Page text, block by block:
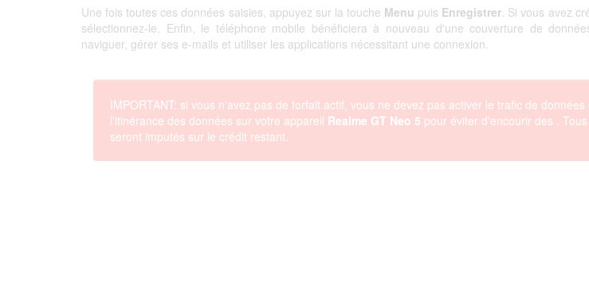
Une fois toutes ces données saisies, appuyez sur la touche Menu puis Enregistrer. Si vous avez
sélectionnez-le. Enfin, le téléphone mobile bénéficiera à nouveau d'une couverture de
naviguer, gérer ses e-mails et utiliser les applications nécessitant une connexion.
IMPORTANT: si vous n'avez pas de forfait actif, vous ne devez pas activer le trafic de données
l'itinérance des données sur votre appareil Realme GT Neo 5 pour éviter d'encourir des .
seront imputés sur le crédit restant.